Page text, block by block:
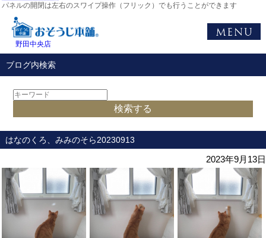
パネルの開閉は左右のスワイプ操作（フリック）でも行うことができます
野田中央店
ブログ内検索
はなのくろ、みみのそら20230913
2023年9月13日